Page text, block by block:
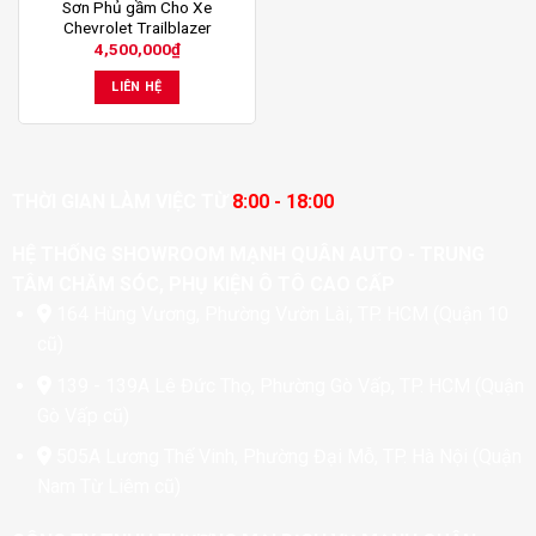
Sơn Phủ gầm Cho Xe
Chevrolet Trailblazer
4,500,000₫
LIÊN HỆ
8:00 - 18:00